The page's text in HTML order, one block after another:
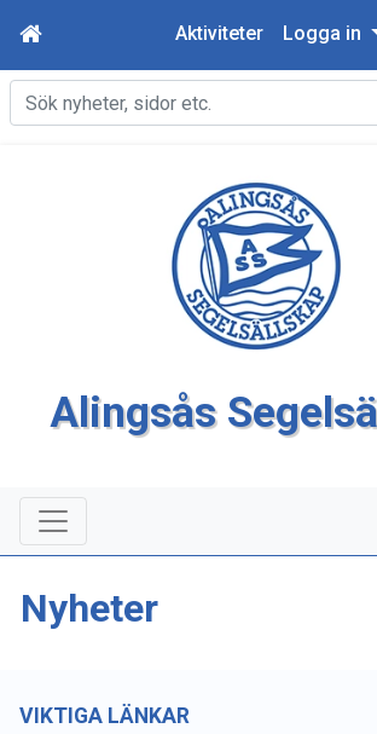
Aktiviteter Logga in
Alingsås
Nyheter
VIKTIGA LÄNKAR